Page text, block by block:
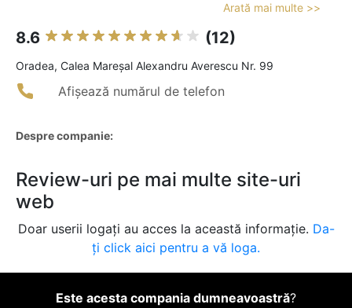
Arată mai multe >>
8.6 (12)
Oradea, Calea Mareșal Alexandru Averescu Nr. 99
Afișează numărul de telefon
Despre companie:
Review-uri pe mai multe site-uri
web
Doar userii logați au acces la această informație. Da-
ți click aici pentru a vă loga.
Este acesta compania dumneavoastră?